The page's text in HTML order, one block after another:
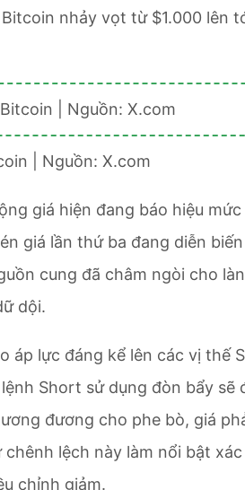
nhảy vọt từ $1.000 lên
| Nguồn: X.com
giá hiện đang báo hiệu
giá lần thứ ba đang diễn
cung đã châm ngòi cho
dội.
áp lực đáng kể lên các vị thế
Short sử dụng đòn bẩy sẽ
đương cho phe bò, giá
lệch này làm nổi bật
chỉnh giảm.